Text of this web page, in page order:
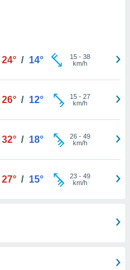
24° / 14° 15- 38
km/h
26° / 12° 15- 27
km/h
32° / 18° 26- 49
km/h
27° / 15° 23- 49
km/h